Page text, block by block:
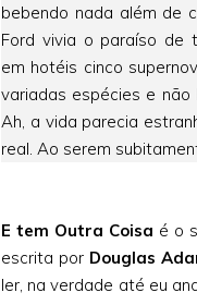
bebendo nada além de
Ford vivia o paraíso de
em hotéis cinco
variadas espécies e não
Ah, a vida parecia
real. Ao serem
E tem Outra Coisa é o
escrita por Douglas
ler, na verdade até eu